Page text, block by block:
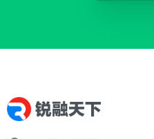
400-0545-200